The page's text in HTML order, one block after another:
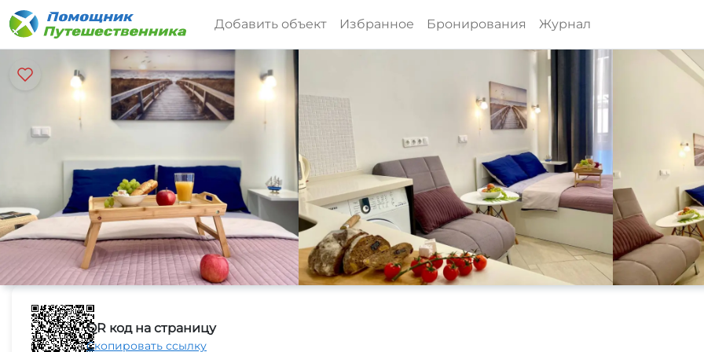
Добавить объект Избранное Бронирования Журнал
QR код на страницу
Скопировать ссылку